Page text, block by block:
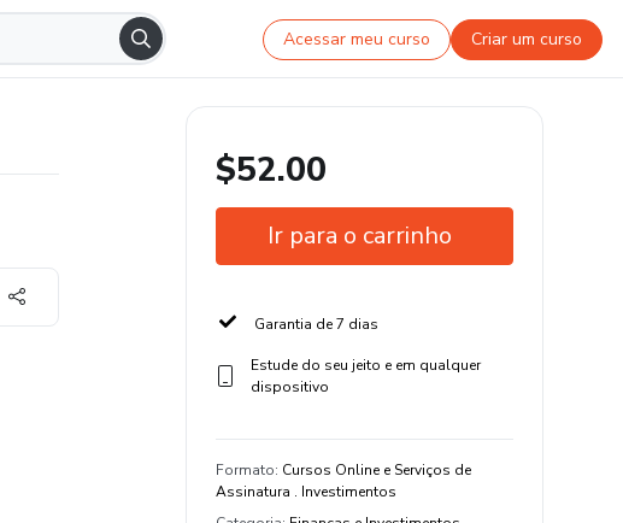
Acessar meu curso Criar um curso
$52.00
Ir para o carrinho
Garantia de 7 dias
Estude do seu jeito e em qualquer
dispositivo
Formato: Cursos Online e Serviços de
Assinatura . Investimentos